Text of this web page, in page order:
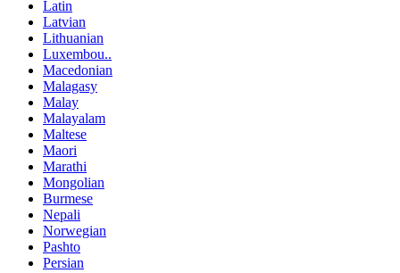
Latin
Latvian
Lithuanian
Luxembou..
Macedonian
Malagasy
Malay
Malayalam
Maltese
Maori
Marathi
Mongolian
Burmese
Nepali
Norwegian
Pashto
Persian